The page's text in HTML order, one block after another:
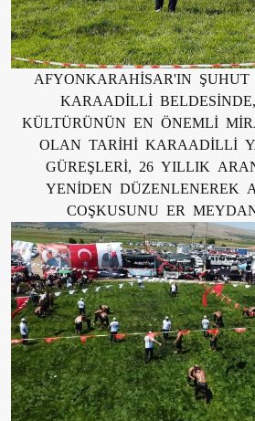
AFYONKARAHİSAR'IN
KARAADİLLİ
KÜLTÜRÜNÜN EN ÖNEMLİ
OLAN TARİHİ KARAADİLLİ
GÜREŞLERİ, 26 YILLIK
YENİDEN DÜZENLENEREK
COŞKUSUNU ER